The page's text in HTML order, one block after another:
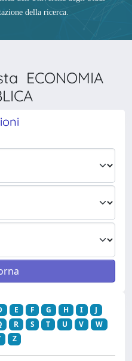
della ricerca.
ECONOMIA
E F G H I
J
R S T U V
W
Z